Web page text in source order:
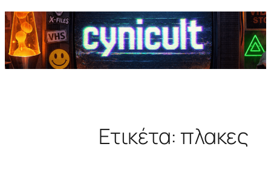
Ετικέτα:πλακες